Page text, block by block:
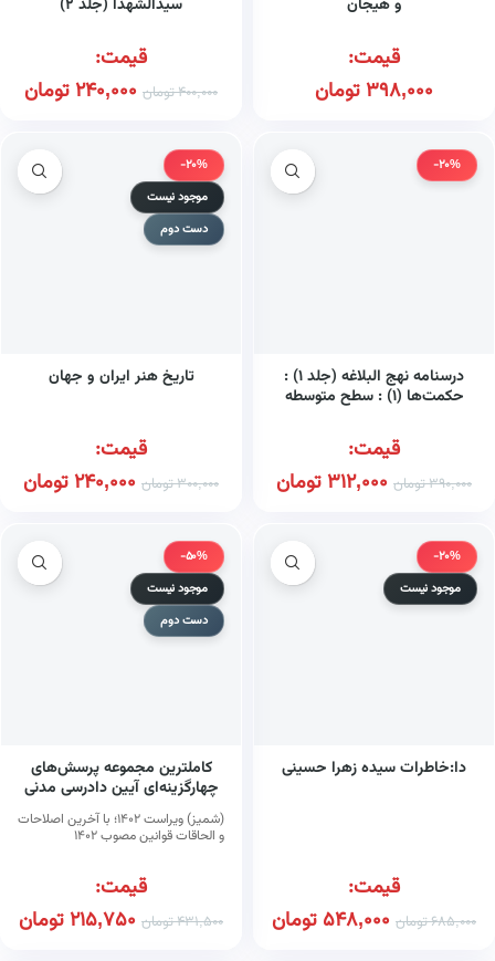
و هیجان
قیمت:
398,000تومان
سیدالشهدا (جلد ۲)
قیمت:
400,000تومان 240,000تومان
-20%
درسنامه نهج البلاغه (جلد ۱) :
حکمت‌ها (۱) : سطح متوسطه
قیمت:
390,000تومان 312,000تومان
-20%
موجود نیست
دست دوم
تاریخ هنر ایران و جهان
قیمت:
300,000تومان 240,000تومان
-20%
موجود نیست
دا:خاطرات سیده زهرا حسینی
قیمت:
685,000تومان 548,000 تومان
-50%
موجود نیست
دست دوم
کاملترین مجموعه پرسش‌های
چهارگزینه‌ای آیین دادرسی مدنی
(شمیز) ویراست ۱۴۰۲؛ با آخرین اصلاحات
و الحاقات قوانین مصوب ۱۴۰۲
قیمت:
431,500تومان 215,750تومان